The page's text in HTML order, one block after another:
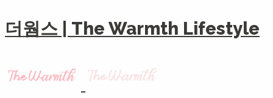
더웜스 | The Warmth Lifestyle